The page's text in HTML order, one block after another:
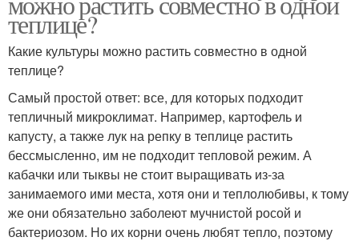
теплице?
Какие культуры можно растить совместно в одной
теплице?
Самый простой ответ: все, для которых подходит
тепличный микроклимат. Например, картофель и
капусту, а также лук на репку в теплице растить
бессмысленно, им не подходит тепловой режим. А
кабачки или тыквы не стоит выращивать из-за
занимаемого ими места, хотя они и теплолюбивы, к тому
же они обязательно заболеют мучнистой росой и
бактериозом. Но их корни очень любят тепло, поэтому